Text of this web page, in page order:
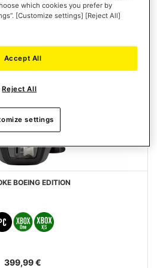
BOEING EDITION
399,99 €
which cookies you prefer by
[Customize settings] [Reject All]
Reject All
Accept All
settings